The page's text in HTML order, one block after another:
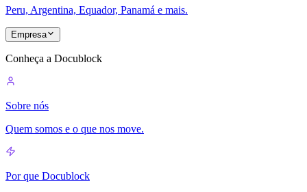
Peru, Argentina, Equador, Panamá e mais.
Empresa
Conheça a Docublock
Sobre nós
Quem somos e o que nos move.
Por que Docublock